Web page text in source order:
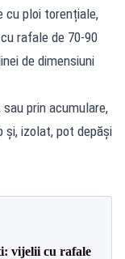
cu ploi torențiale,
rafale de 70-90
de dimensiuni
prin acumulare,
și, izolat, pot depăși
vijelii cu rafale